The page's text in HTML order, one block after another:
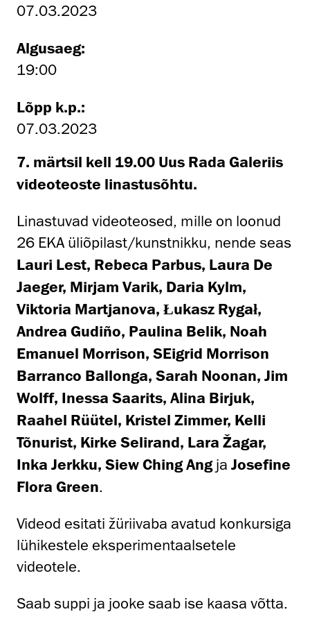
07.03.2023
Algusaeg:
19:00
Lõpp k.p.:
07.03.2023
7. märtsil kell 19.00 Uus Rada Galeriis
videoteoste linastusõhtu.
Linastuvad videoteosed, mille on loonud
26 EKA üliõpilast/kunstnikku, nende seas
Lauri Lest, Rebeca Parbus, Laura De
Jaeger, Mirjam Varik, Daria Kylm,
Viktoria Martjanova, Łukasz Rygał,
Andrea Gudiño, Paulina Belik, Noah
Emanuel Morrison, SEigrid Morrison
Barranco Ballonga, Sarah Noonan, Jim
Wolff, Inessa Saarits, Alina Birjuk,
Raahel Rüütel, Kristel Zimmer, Kelli
Tõnurist, Kirke Selirand, Lara Žagar,
Inka Jerkku, Siew Ching Ang ja Josefine
Flora Green.
Videod esitati žüriivaba avatud konkursiga
lühikestele eksperimentaalsetele
videotele.
Saab suppi ja jooke saab ise kaasa võtta.